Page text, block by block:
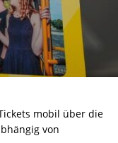
mobil über die
von